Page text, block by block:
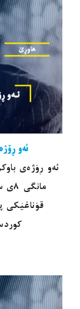
ئەو
ئەو ڕۆژەی
قۆناغێکی